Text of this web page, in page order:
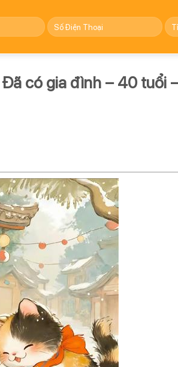
có gia đình – 40 tuổi